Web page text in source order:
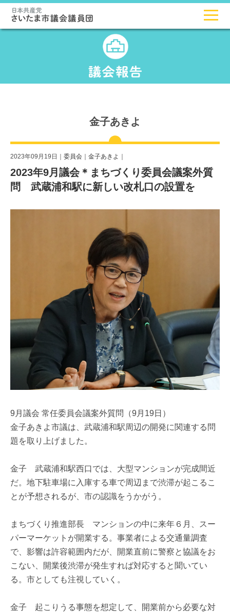
金子あきよ
2023年09月19日｜ 委員会 金子あきよ
2023年9月議会＊まちづくり委員会議案外質
問 武蔵浦和駅に新しい改札口の設置を
9月議会 常任委員会議案外質問（9月19日）
金子あきよ市議は、武蔵浦和駅周辺の開発に関連する問
題を取り上げました。
金子 武蔵浦和駅西口では、大型マンションが完成間近
だ。地下駐車場に入庫する車で周辺まで渋滞が起こるこ
とが予想されるが、市の認識をうかがう。
まちづくり推進部長 マンションの中に来年６月、スー
パーマーケットが開業する。事業者による交通量調査
で、影響は許容範囲内だが、開業直前に警察と協議をお
こない、開業後渋滞が発生すれば対応すると聞いてい
る。市としても注視していく。
金子 起こりうる事態を想定して、開業前から必要な対